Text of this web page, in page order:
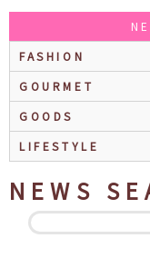
FASHION
GOURMET
GOODS
LIFESTYLE
NEWS